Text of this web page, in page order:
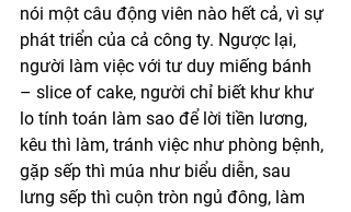
nói một câu động viên nào hết cả, vì sự
phát triển của cả công ty. Ngược lại,
người làm việc với tư duy miếng bánh
– slice of cake, người chỉ biết khư khư
lo tính toán làm sao để lời tiền lương,
kêu thì làm, tránh việc như phòng bệnh,
gặp sếp thì múa như biểu diễn, sau
lưng sếp thì cuộn tròn ngủ đông, làm